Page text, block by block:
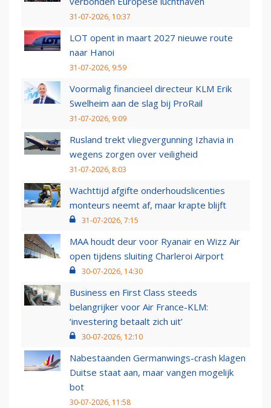
31-07-2026, 10:37
LOT opent in maart 2027 nieuwe route
naar Hanoi
31-07-2026, 9:59
Voormalig financieel directeur KLM Erik
Swelheim aan de slag bij ProRail
31-07-2026, 9:09
Rusland trekt vliegvergunning Izhavia in
wegens zorgen over veiligheid
31-07-2026, 8:03
Wachttijd afgifte onderhoudslicenties
monteurs neemt af, maar krapte blijft
31-07-2026, 7:15
MAA houdt deur voor Ryanair en Wizz Air
open tijdens sluiting Charleroi Airport
30-07-2026, 14:30
Business en First Class steeds
belangrijker voor Air France-KLM:
‘investering betaalt zich uit’
30-07-2026, 12:10
Nabestaanden Germanwings-crash klagen
Duitse staat aan, maar vangen mogelijk
bot
30-07-2026, 11:58